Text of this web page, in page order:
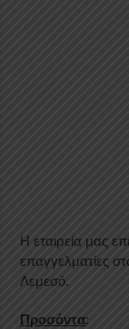
Η εταιρεία μας
επαγγελματίες
Λεμεσό.
Προσόντα: